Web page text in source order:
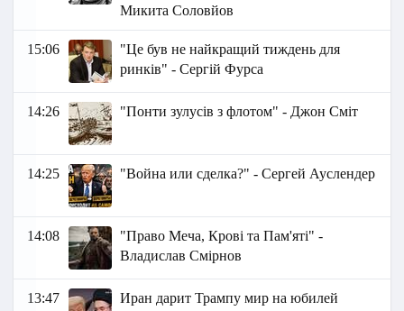
Микита Соловйов
15:06
"Це був не найкращий тиждень для
ринків" - Сергій Фурса
14:26 "Понти зулусів з флотом" - Джон Сміт
14:25 "Война или сделка?" - Сергей Ауслендер
14:08
"Право Меча, Крові та Пам'яті" -
Владислав Смірнов
13:47 Иран дарит Трампу мир на юбилей